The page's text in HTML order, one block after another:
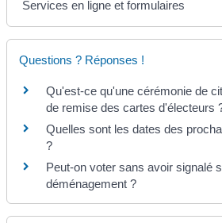
Services en ligne et formulaires
Questions ? Réponses !
Qu'est-ce qu'une cérémonie de
de remise des cartes d'électeurs
Quelles sont les dates des
?
Peut-on voter sans avoir signalé
déménagement ?